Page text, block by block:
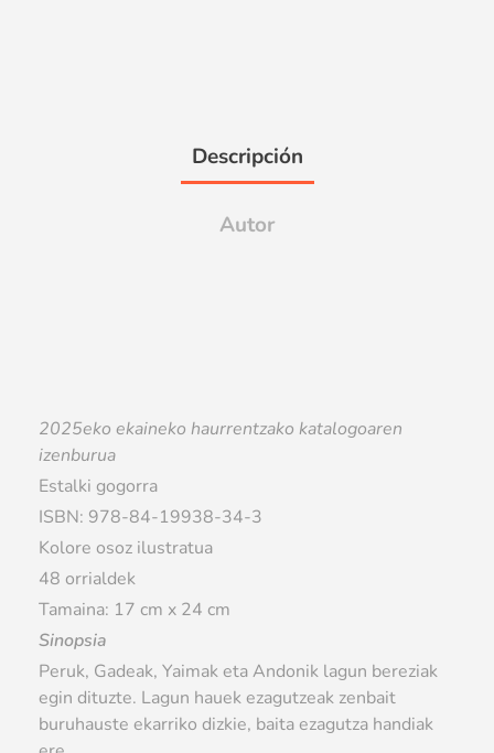
Descripción
Autor
2025eko ekaineko haurrentzako katalogoaren
izenburua
Estalki gogorra
ISBN: 978-84-19938-34-3
Kolore osoz ilustratua
48 orrialdek
Tamaina: 17 cm x 24 cm
Sinopsia
Peruk, Gadeak, Yaimak eta Andonik lagun bereziak
egin dituzte. Lagun hauek ezagutzeak zenbait
buruhauste ekarriko dizkie, baita ezagutza handiak